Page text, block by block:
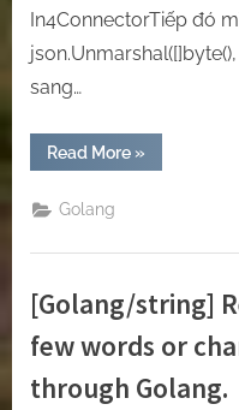
In4ConnectorTiếp đó
sang…
Read More“[Golang]
Convert
in
»
Golang
[Golang/string]
few words or
through Golang.